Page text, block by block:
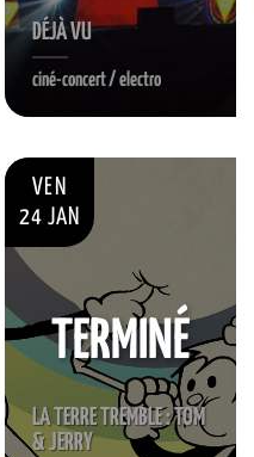
DÉJÀ VU
ciné-concert / electro
VEN
24 JAN
LA TERRE TREMBLE : TOM
& JERRY
TERMINÉ